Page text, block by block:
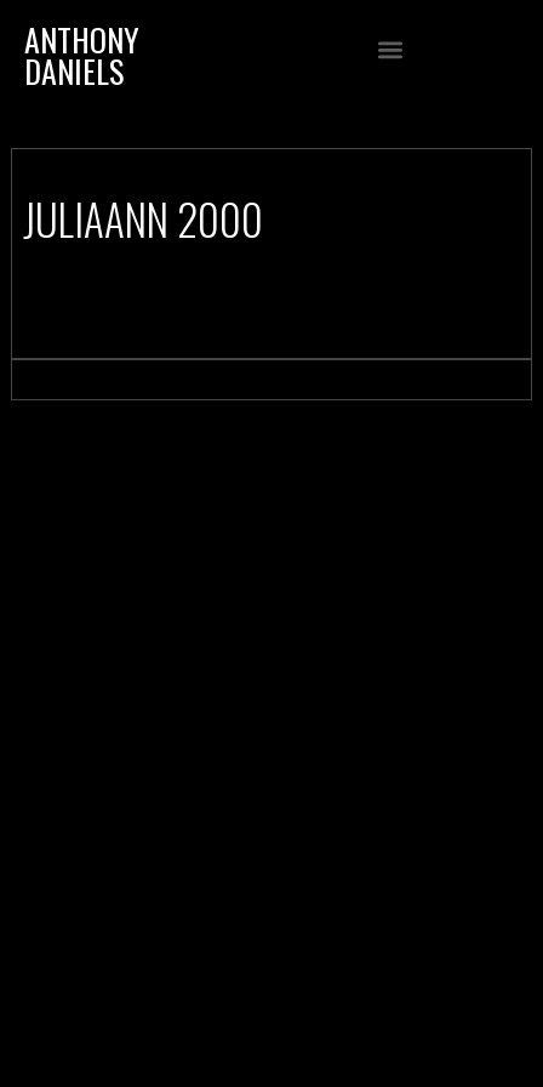
ANTHONY
DANIELS
JULIAANN 2000